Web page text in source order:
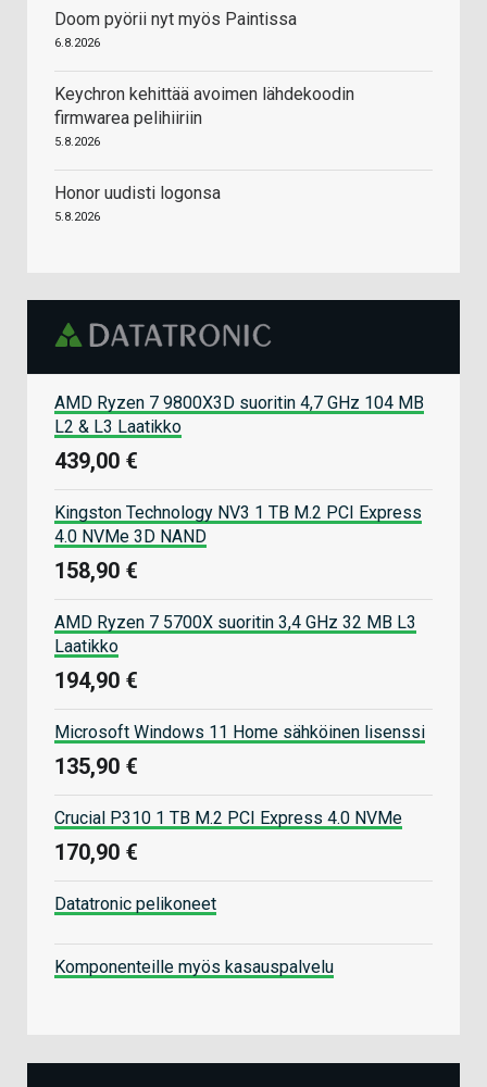
Doom pyörii nyt myös Paintissa
6.8.2026
Keychron kehittää avoimen lähdekoodin
firmwarea pelihiiriin
5.8.2026
Honor uudisti logonsa
5.8.2026
AMD Ryzen 7 9800X3D suoritin 4,7 GHz 104 MB
L2 & L3 Laatikko
439,00 €
Kingston Technology NV3 1 TB M.2 PCI Express
4.0 NVMe 3D NAND
158,90 €
AMD Ryzen 7 5700X suoritin 3,4 GHz 32 MB L3
Laatikko
194,90 €
Microsoft Windows 11 Home sähköinen lisenssi
135,90 €
Crucial P310 1 TB M.2 PCI Express 4.0 NVMe
170,90 €
Datatronic pelikoneet
Komponenteille myös kasauspalvelu